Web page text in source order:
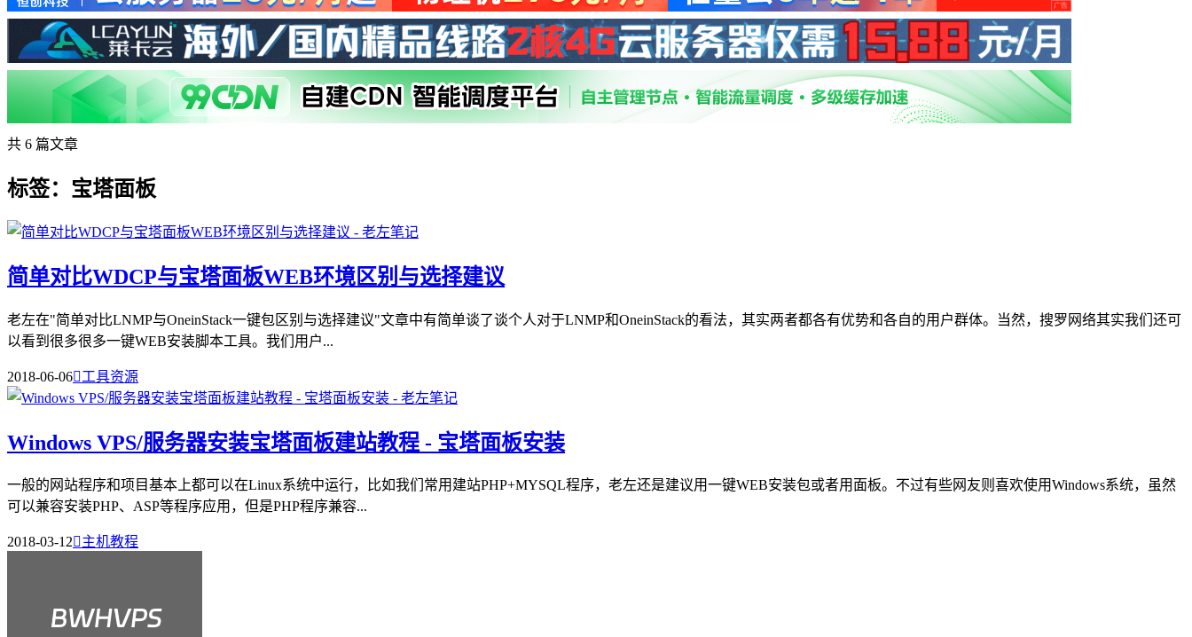
共 6 篇文章
标签：宝塔面板
简单对比WDCP与宝塔面板WEB环境区别与选择建议
老左在"简单对比LNMP与OneinStack一键包区别与选择建议"文章中有简单谈了谈个人对于LNMP和OneinStack的看法，其实两者都各有优势和各自的用户群体。当然，搜罗网络其实我们还可
以看到很多很多一键WEB安装脚本工具。我们用户...
2018-06-06工具资源
Windows VPS/服务器安装宝塔面板建站教程 - 宝塔面板安装
一般的网站程序和项目基本上都可以在Linux系统中运行，比如我们常用建站PHP+MYSQL程序，老左还是建议用一键WEB安装包或者用面板。不过有些网友则喜欢使用Windows系统，虽然
可以兼容安装PHP、ASP等程序应用，但是PHP程序兼容...
2018-03-12主机教程